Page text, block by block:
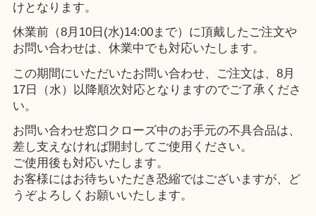
けとなります。
休業前（8月10日(水)14:00まで）に頂戴したご注文や
お問い合わせは、休業中でも対応いたします。
この期間にいただいたお問い合わせ、ご注文は、8月
17日（水）以降順次対応となりますのでご了承くださ
い。
お問い合わせ窓口クローズ中のお手元の不具合品は、
差し支えなければ開封してご使用ください。
ご使用後も対応いたします。
お客様にはお待ちいただき恐縮ではございますが、ど
うぞよろしくお願いいたします。